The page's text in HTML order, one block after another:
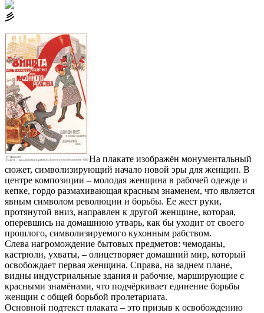
⼺
На плакате изображён монументальный
сюжет, символизирующий начало новой эры для женщин. В
центре композиции – молодая женщина в рабочей одежде и
кепке, гордо размахивающая красным знаменем, что является
явным символом революции и борьбы. Ее жест руки,
протянутой вниз, направлен к другой женщине, которая,
оперевшись на домашнюю утварь, как бы уходит от своего
прошлого, символизируемого кухонным рабством.
Слева нагромождение бытовых предметов: чемоданы,
кастрюли, ухваты, – олицетворяет домашний мир, который
освобождает первая женщина. Справа, на заднем плане,
видны индустриальные здания и рабочие, марширующие с
красными знамёнами, что подчёркивает единение борьбы
женщин с общей борьбой пролетариата.
Основной подтекст плаката – это призыв к освобождению